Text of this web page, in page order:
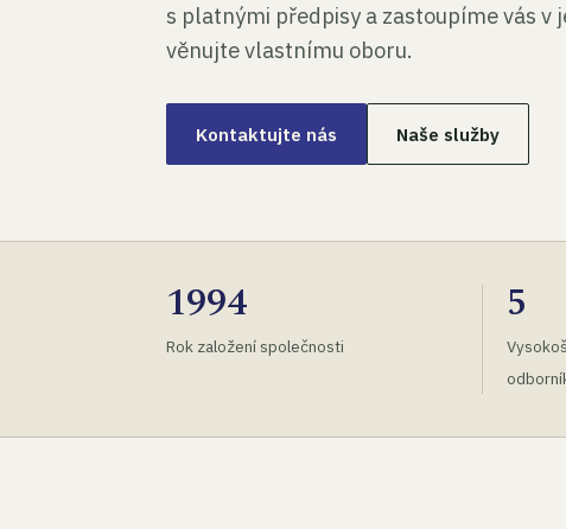
s platnými předpisy a zastoupíme vás v
věnujte vlastnímu oboru.
Kontaktujte nás Naše služby
1994
Rok založení společnosti
5